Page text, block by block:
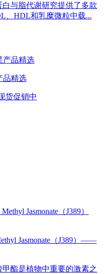
与脂代谢研究提供了多款
、HDL和乳糜微粒中载...
品精选
货促销中
Jasmonate（J389）——
酯是植物中重要的激素之